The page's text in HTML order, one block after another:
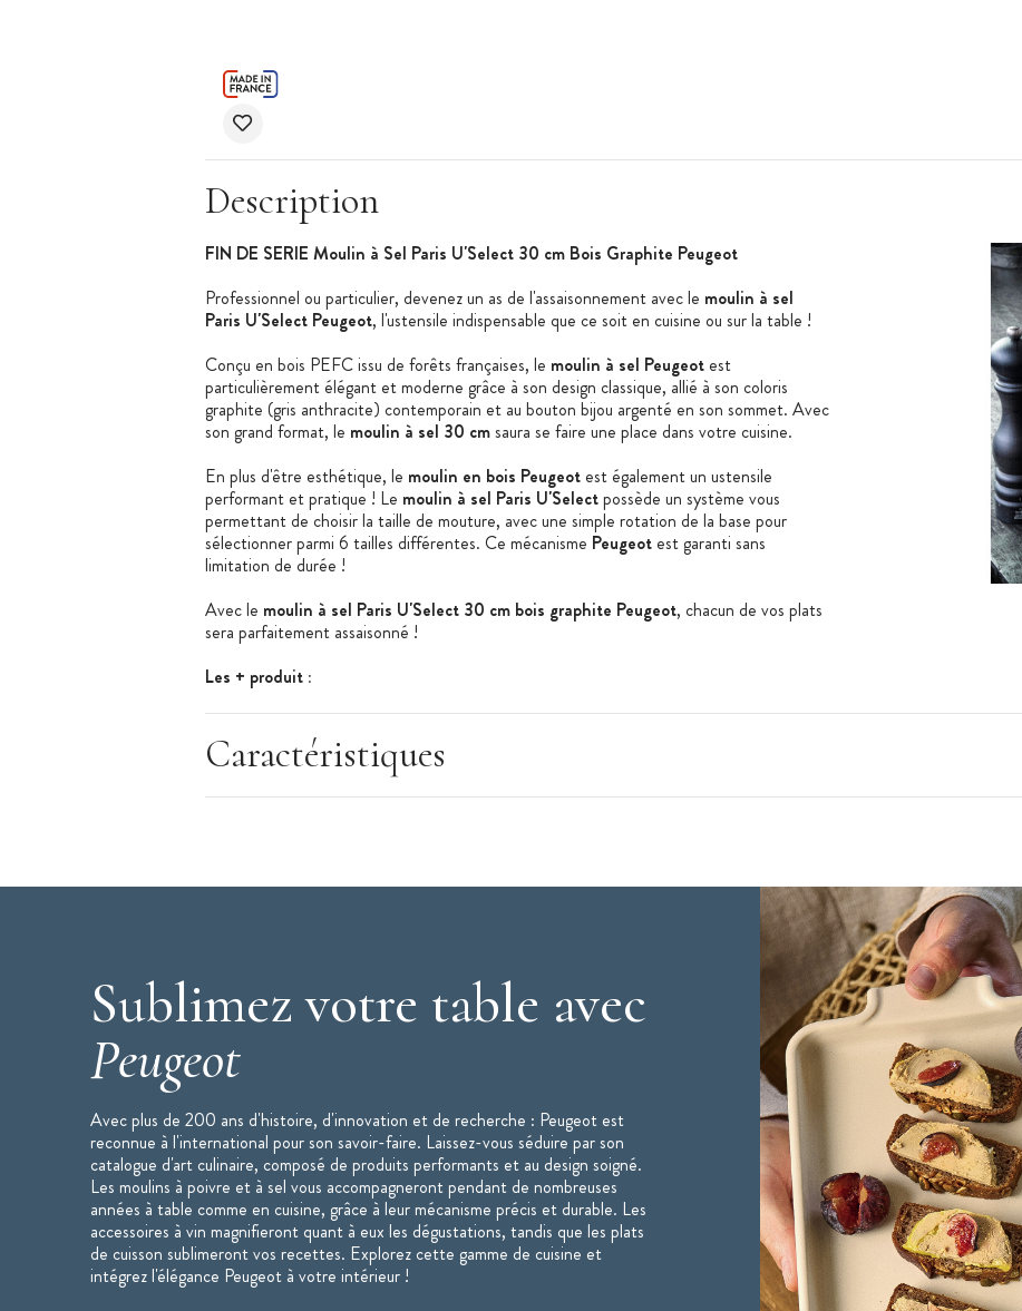
Description
FIN DE SERIE Moulin à Sel Paris U'Select 30 cm Bois Graphite Peugeot
Professionnel ou particulier, devenez un as de l'assaisonnement avec le moulin à sel
Paris U'Select Peugeot, l'ustensile indispensable que ce soit en cuisine ou sur la table !
Conçu en bois PEFC issu de forêts françaises, le moulin à sel Peugeotest
particulièrement élégant et moderne grâce à son design classique, allié à son coloris
graphite (gris anthracite) contemporain et au bouton bijou argenté en son sommet. Avec
son grand format, le moulin à sel 30 cmsaura se faire une place dans votre cuisine.
En plus d'être esthétique, le moulin en bois Peugeotest également un ustensile
performant et pratique ! Le moulin à sel Paris U'Selectpossède un système vous
permettant de choisir la taille de mouture, avec une simple rotation de la base pour
sélectionner parmi 6 tailles différentes. Ce mécanisme Peugeotest garanti sans
limitation de durée !
Avec le moulin à sel Paris U'Select 30 cm bois graphite Peugeot, chacun de vos plats
sera parfaitement assaisonné !
Les + produit :
Réglage de la mouture possible
Fabriqué en France
Mécanisme garanti à vie
réalisé sur place : le design, le développement technique, mais aussi la fabrication. Depuis
leur terre franc-comtoise, les moulins Peugeot sont exportés à travers le monde vers plus
Moulin à Sel Paris U'Select
Hauteur : 30 cm
Bois PEFC™, issu de forêts Françaises
Couleur : Graphite (gris anthracite)
Fonctionnement : Manuel
Réglage de la mouture : U'Select 6 tailles de moutures prédéfinies
Spécificité : le mécanisme convient uniquement aux sels gemme* secs de cuisine
(blanc, rose ou bleu), dont les grains sont inférieurs à 4mm
Mécanisme garanti à vie
Caractéristiques
Sublimez votre table avec
Peugeot
Avec plus de 200 ans d'histoire, d'innovation et de recherche : Peugeot est
reconnue à l'international pour son savoir-faire. Laissez-vous séduire par son
catalogue d'art culinaire, composé de produits performants et au design soigné.
Les moulins à poivre et à sel vous accompagneront pendant de nombreuses
années à table comme en cuisine, grâce à leur mécanisme précis et durable. Les
accessoires à vin magnifieront quant à eux les dégustations, tandis que les plats
de cuisson sublimeront vos recettes. Explorez cette gamme de cuisine et
intégrez l'élégance Peugeot à votre intérieur !